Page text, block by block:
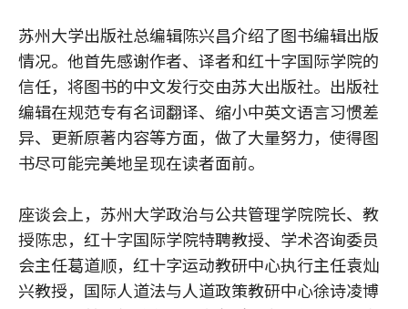
苏州大学出版社总编辑陈兴昌介绍了图书编辑出版
情况。他首先感谢作者、译者和红十字国际学院的
信任，将图书的中文发行交由苏大出版社。出版社
编辑在规范专有名词翻译、缩小中英文语言习惯差
异、更新原著内容等方面，做了大量努力，使得图
书尽可能完美地呈现在读者面前。
座谈会上，苏州大学政治与公共管理学院院长、教
授陈忠，红十字国际学院特聘教授、学术咨询委员
会主任葛道顺，红十字运动教研中心执行主任袁灿
兴教授，国际人道法与人道政策教研中心徐诗凌博